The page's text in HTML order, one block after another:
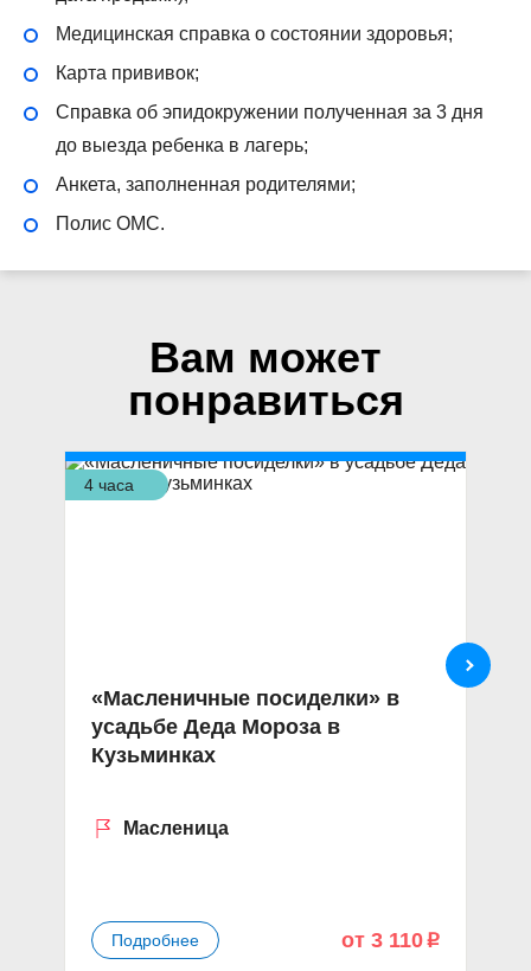
Медицинская справка о состоянии здоровья;
Карта прививок;
Справка об эпидокружении полученная за 3 дня
до выезда ребенка в лагерь;
Анкета, заполненная родителями;
Полис ОМС.
Вам может
понравиться
4 часа
«Масленичные посиделки» в
усадьбе Деда Мороза в
Кузьминках
Масленица
Подробнее от 3 110 p